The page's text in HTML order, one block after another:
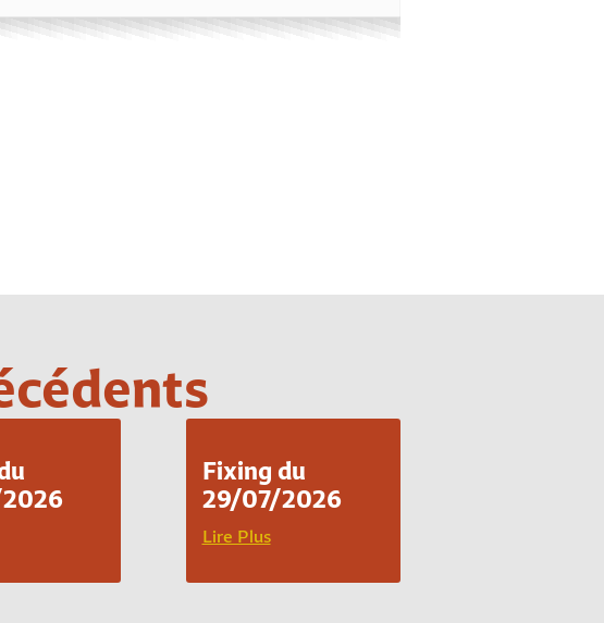
Fixing du
29/07/2026
Lire Plus